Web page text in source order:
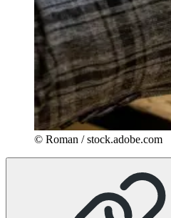
© Roman / stock.adobe.com